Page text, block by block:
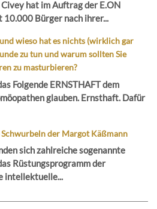
hat im Auftrag der E.ON
10.000 Bürger nach ihrer...
wieso hat es nichts (wirklich gar
zu tun und warum sollten Sie
zu masturbieren?
Folgende ERNSTHAFT dem
glauben. Ernsthaft. Dafür
Schwurbeln der Margot Käßmann
sich zahlreiche sogenannte
Rüstungsprogramm der
intellektuelle...